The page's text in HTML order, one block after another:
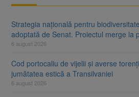
Strategia națională pentru
adoptată de Senat. Proiectul merge la
6 august 2026
Cod portocaliu de vijelii și averse
jumătatea estică a Transilvaniei
6 august 2026